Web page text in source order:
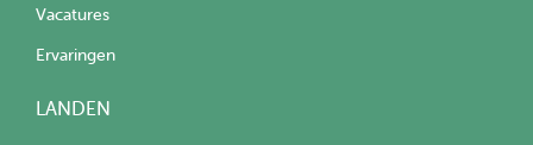
Vacatures
Ervaringen
LANDEN